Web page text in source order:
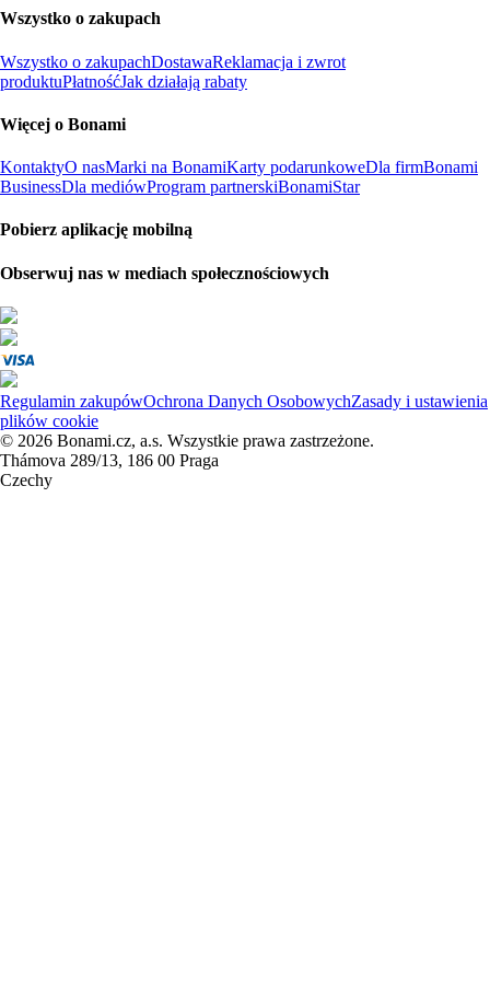
Wszystko o zakupach
Wszystko o zakupachDostawaReklamacja i zwrot
produktuPłatnośćJak działają rabaty
Więcej o Bonami
KontaktyO nasMarki na BonamiKarty podarunkoweDla firmBonami
BusinessDla mediówProgram partnerskiBonamiStar
Pobierz aplikację mobilną
Obserwuj nas w mediach społecznościowych
Regulamin zakupówOchrona Danych OsobowychZasady i ustawienia
plików cookie
© 2026 Bonami.cz, a.s. Wszystkie prawa zastrzeżone.
Thámova 289/13, 186 00 Praga
Czechy